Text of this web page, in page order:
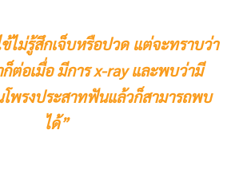
ไม่รู้สึกเจ็บหรือปวด แต่จะทราบว่า
ต่อเมื่อ มีการ x-ray และพบว่ามี
โพรงประสาทฟันแล้วก็สามารถพบ
ได้”